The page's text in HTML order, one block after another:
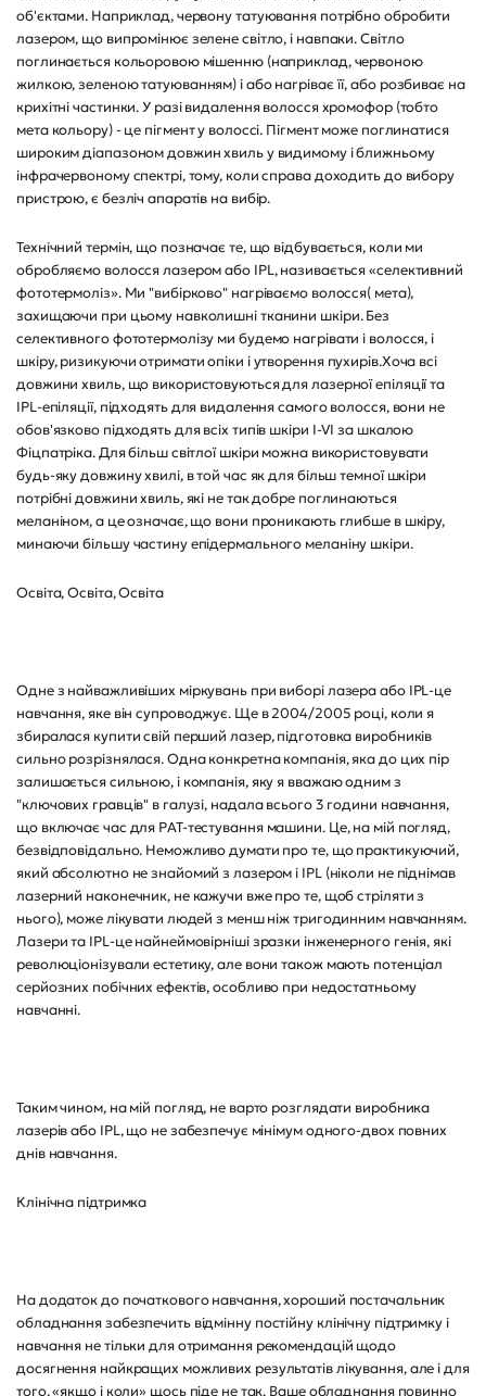
об'єктами. Наприклад, червону татуювання потрібно обробити
лазером, що випромінює зелене світло, і навпаки. Світло
поглинається кольоровою мішенню (наприклад, червоною
жилкою, зеленою татуюванням) і або нагріває її, або розбиває на
крихітні частинки. У разі видалення волосся хромофор (тобто
мета кольору) - це пігмент у волоссі. Пігмент може поглинатися
широким діапазоном довжин хвиль у видимому і ближньому
інфрачервоному спектрі, тому, коли справа доходить до вибору
пристрою, є безліч апаратів на вибір.
Технічний термін, що позначає те, що відбувається, коли ми
обробляємо волосся лазером або IPL, називається «селективний
фототермоліз». Ми "вибірково" нагріваємо волосся( мета),
захищаючи при цьому навколишні тканини шкіри. Без
селективного фототермолізу ми будемо нагрівати і волосся, і
шкіру, ризикуючи отримати опіки і утворення пухирів.Хоча всі
довжини хвиль, що використовуються для лазерної епіляції та
IPL-епіляції, підходять для видалення самого волосся, вони не
обов'язково підходять для всіх типів шкіри I-VI за шкалою
Фіцпатріка. Для більш світлої шкіри можна використовувати
будь-яку довжину хвилі, в той час як для більш темної шкіри
потрібні довжини хвиль, які не так добре поглинаються
меланіном, а це означає, що вони проникають глибше в шкіру,
минаючи більшу частину епідермального меланіну шкіри.
Освіта, Освіта, Освіта
Одне з найважливіших міркувань при виборі лазера або IPL-це
навчання, яке він супроводжує. Ще в 2004/2005 році, коли я
збиралася купити свій перший лазер, підготовка виробників
сильно розрізнялася. Одна конкретна компанія, яка до цих пір
залишається сильною, і компанія, яку я вважаю одним з
"ключових гравців" в галузі, надала всього 3 години навчання,
що включає час для PAT-тестування машини. Це, на мій погляд,
безвідповідально. Неможливо думати про те, що практикуючий,
який абсолютно не знайомий з лазером і IPL (ніколи не піднімав
лазерний наконечник, не кажучи вже про те, щоб стріляти з
нього), може лікувати людей з менш ніж тригодинним навчанням.
Лазери та IPL-це найнеймовірніші зразки інженерного генія, які
революціонізували естетику, але вони також мають потенціал
серйозних побічних ефектів, особливо при недостатньому
навчанні.
Таким чином, на мій погляд, не варто розглядати виробника
лазерів або IPL, що не забезпечує мінімум одного-двох повних
днів навчання.
Клінічна підтримка
На додаток до початкового навчання, хороший постачальник
обладнання забезпечить відмінну постійну клінічну підтримку і
навчання не тільки для отримання рекомендацій щодо
досягнення найкращих можливих результатів лікування, але і для
того, «якщо і коли» щось піде не так. Ваше обладнання повинно